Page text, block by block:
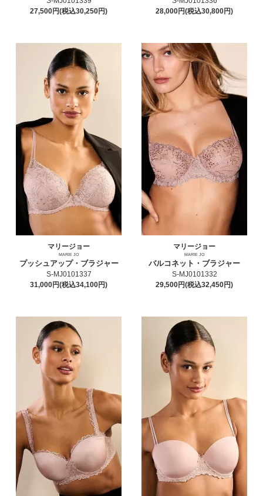
27,500円(税込30,250円)
28,000円(税込30,800円)
マリージョー
MARIE JO
プッシュアップ・ブラジャー
S-MJ0101337
31,000円(税込34,100円)
マリージョー
MARIE JO
バルコネット・ブラジャー
S-MJ0101332
29,500円(税込32,450円)